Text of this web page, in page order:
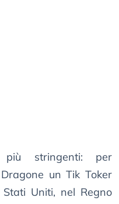
stringenti: per
un Tik Toker
Uniti, nel Regno